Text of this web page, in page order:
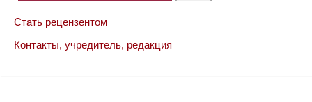
Стать рецензентом
Контакты, учредитель, редакция